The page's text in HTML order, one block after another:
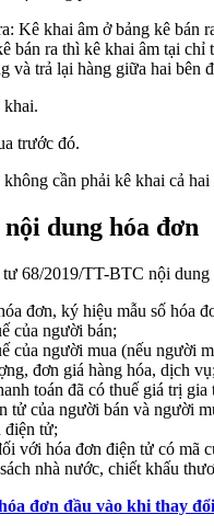
Kê khai âm ở bảng kê bán
bán ra thì kê khai âm tại
và trả lại hàng giữa hai bên
khai.
trước đó.
cần phải kê khai cả
dung hóa đơn
68/2019/TT-BTC nội dung
đơn, ký hiệu mẫu số hóa
của người bán;
của người mua (nếu người
đơn giá hàng hóa, dịch
toán đã có thuế giá trị gia
tử của người bán và người
điện tử;
với hóa đơn điện tử có mã
nhà nước, chiết khấu
đơn đầu vào khi thay